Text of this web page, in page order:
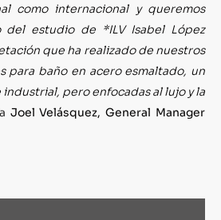
como internacional y queremos
del estudio de *ILV Isabel López
que ha realizado de nuestros
para baño en acero esmaltado, un
pero enfocadas al lujo y la
Joel Velásquez, General Manager